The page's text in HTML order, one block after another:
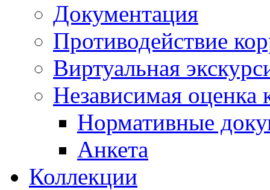
Документация
Противодействие
Виртуальная
Независимая оценка
Нормативные
Анкета
Коллекции